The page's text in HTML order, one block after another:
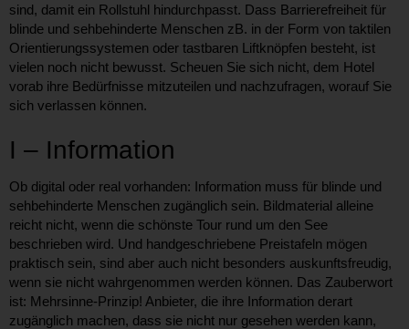
sind, damit ein Rollstuhl hindurchpasst. Dass Barrierefreiheit für
blinde und sehbehinderte Menschen zB. in der Form von taktilen
Orientierungssystemen oder tastbaren Liftknöpfen besteht, ist
vielen noch nicht bewusst. Scheuen Sie sich nicht, dem Hotel
vorab ihre Bedürfnisse mitzuteilen und nachzufragen, worauf Sie
sich verlassen können.
I – Information
Ob digital oder real vorhanden: Information muss für blinde und
sehbehinderte Menschen zugänglich sein. Bildmaterial alleine
reicht nicht, wenn die schönste Tour rund um den See
beschrieben wird. Und handgeschriebene Preistafeln mögen
praktisch sein, sind aber auch nicht besonders auskunftsfreudig,
wenn sie nicht wahrgenommen werden können. Das Zauberwort
ist: Mehrsinne-Prinzip! Anbieter, die ihre Information derart
zugänglich machen, dass sie nicht nur gesehen werden kann,